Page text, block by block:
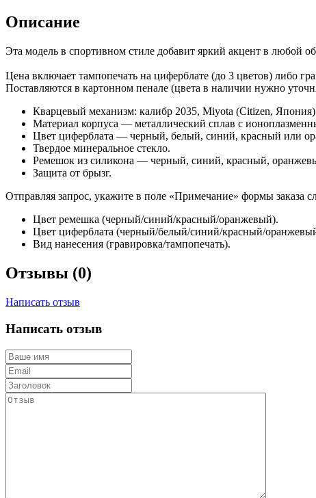
Описание
Эта модель в спортивном стиле добавит яркий акцент в любой
Цена включает тампопечать на циферблате (до 3 цветов) либо
Поставляются в картонном пенале (цвета в наличии нужно
Кварцевый механизм: калибр 2035, Miyota (Citizen,
Материал корпуса — металлический сплав с
Цвет циферблата — черный, белый, синий, красный или
Твердое минеральное стекло.
Ремешок из силикона — черный, синий, красный,
Защита от брызг.
Отправляя запрос, укажите в поле «Примечание» формы заказа
Цвет ремешка (черный/синий/красный/оранжевый).
Цвет циферблата (черный/белый/синий/красный/
Вид нанесения (гравировка/тампопечать).
Отзывы (0)
Написать отзыв
Написать отзыв